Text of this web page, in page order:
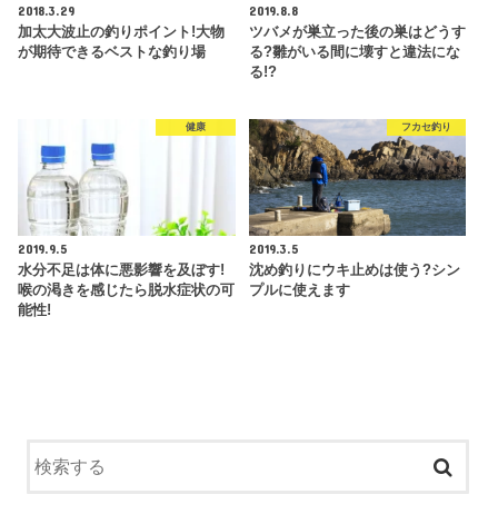
2018.3.29
加太大波止の釣りポイント!大物
が期待できるベストな釣り場
2019.8.8
ツバメが巣立った後の巣はどうす
る?雛がいる間に壊すと違法にな
る!?
健康
2019.9.5
水分不足は体に悪影響を及ぼす!
喉の渇きを感じたら脱水症状の可
能性!
フカセ釣り
2019.3.5
沈め釣りにウキ止めは使う?シン
プルに使えます